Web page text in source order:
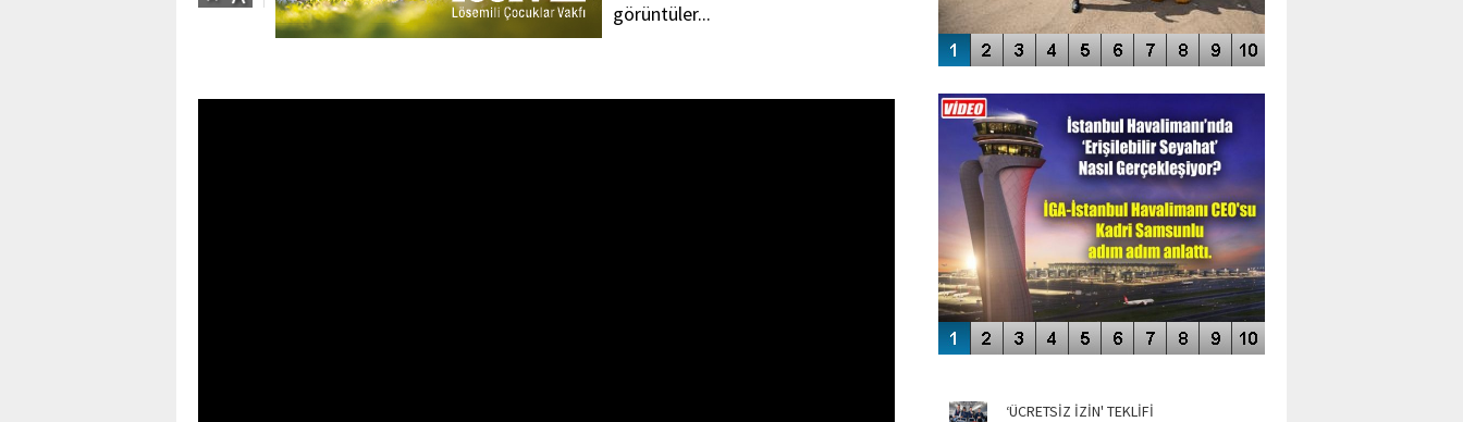
görüntüler...
ENGELLERİN AŞILDIĞI HAVALİMANI
‘ÜCRETSİZ İZİN' TEKLİFİ